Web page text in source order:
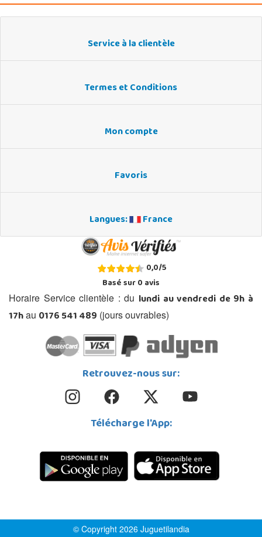
Service à la clientèle
Termes et Conditions
Mon compte
Favoris
Langues: France
0,0/5
Basé sur0avis
Horaire Service clientèle : du lundi au vendredi de 9h à
17hau 0176 541 489 (jours ouvrables)
Retrouvez-nous sur:
Télécharge l'App:
© Copyright 2026 Juguetilandia